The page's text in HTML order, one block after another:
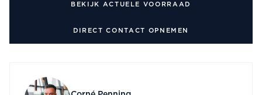
BEKIJK ACTUELE VOORRAAD
DIRECT CONTACT OPNEMEN